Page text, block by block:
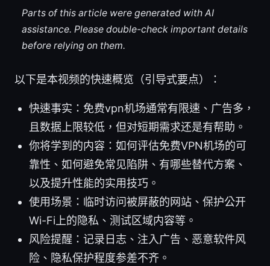
Parts of this article were generated with AI
assistance. Please double-check important details
before relying on them.
以下是本视频的快速概览（引导式要点）：
快速事实：免费vpn机场通常有限速、广告多，
且数据上限较低，但对短期需求还是有帮助。
你将学到的内容：如何评估免费VPN机场的可
靠性、如何避免常见陷阱、有哪些替代方案、
以及提升性能的实用技巧。
使用场景：临时访问被屏蔽的网站、保护公开
Wi-Fi上的隐私、测试区域内容等。
风险提醒：记录日志、注入广告、恶意软件风
险、隐私保护程度参差不齐。